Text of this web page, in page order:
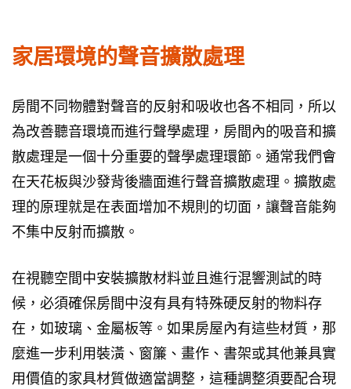
家居環境的聲音擴散處理
房間不同物體對聲音的反射和吸收也各不相同，所以
為改善聽音環境而進行聲學處理，房間內的吸音和擴
散處理是一個十分重要的聲學處理環節。通常我們會
在天花板與沙發背後牆面進行聲音擴散處理。擴散處
理的原理就是在表面增加不規則的切面，讓聲音能夠
不集中反射而擴散。
在視聽空間中安裝擴散材料並且進行混響測試的時
候，必須確保房間中沒有具有特殊硬反射的物料存
在，如玻璃、金屬板等。如果房屋內有這些材質，那
麼進一步利用裝潢、窗簾、畫作、書架或其他兼具實
用價值的家具材質做適當調整，這種調整須要配合現